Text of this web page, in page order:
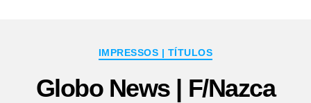
Categorias
IMPRESSOS | TÍTULOS
Globo News | F/Nazca